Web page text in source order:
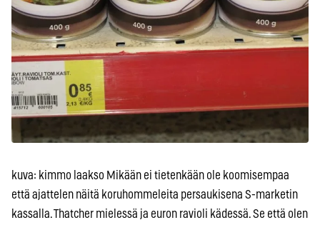
kuva: kimmo laakso Mikään ei tietenkään ole koomisempaa
että ajattelen näitä koruhommeleita persaukisena S-marketin
kassalla. Thatcher mielessä ja euron ravioli kädessä. Se että olen